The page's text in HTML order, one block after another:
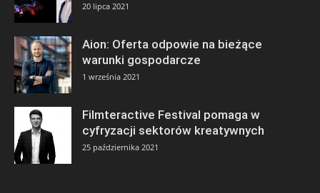
20 lipca 2021
Aion: Oferta odpowie na bieżące
warunki gospodarcze
1 września 2021
Filmteractive Festival pomaga w
cyfryzacji sektorów kreatywnych
25 października 2021